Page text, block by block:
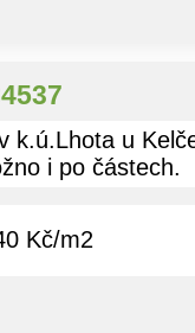
k.ú.Lhota u
i po částech.
Kč/m2